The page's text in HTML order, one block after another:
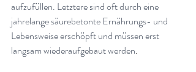
aufzufüllen. Letztere sind oft durch eine
jahrelange säurebetonte Ernährungs- und
Lebensweise erschöpft und müssen erst
langsam wiederaufgebaut werden.